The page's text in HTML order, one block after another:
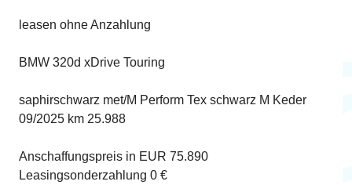
leasen ohne Anzahlung
BMW 320d xDrive Touring
saphirschwarz met/M Perform Tex schwarz M Keder
09/2025 km 25.988
Anschaffungspreis in EUR 75.890
Leasingsonderzahlung 0 €